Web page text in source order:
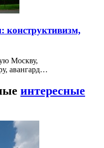
Москву,
авангард…
интересные